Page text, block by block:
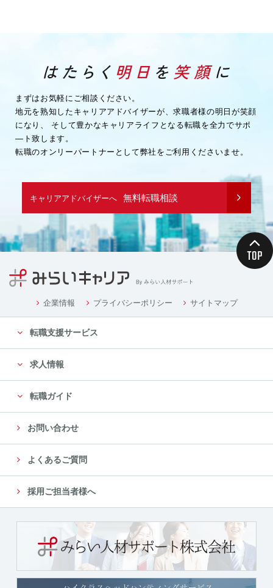
まずはお気軽にご相談ください。
地元を熟知したキャリアアドバイザーが、求職者様の明日が笑顔
になり、
そして豊かなキャリアライフとなる転職を全力でサポ
―ト致します。
転職のオンリーパートナーとして弊社をご利用くださいませ。
キャリアアドバイザーへ 無料転職相談
企業情報 プライバシーポリシー サイトマップ
転職支援サービス
求人情報
転職ガイド
お問い合わせ
よくあるご質問
採用ご担当者様へ